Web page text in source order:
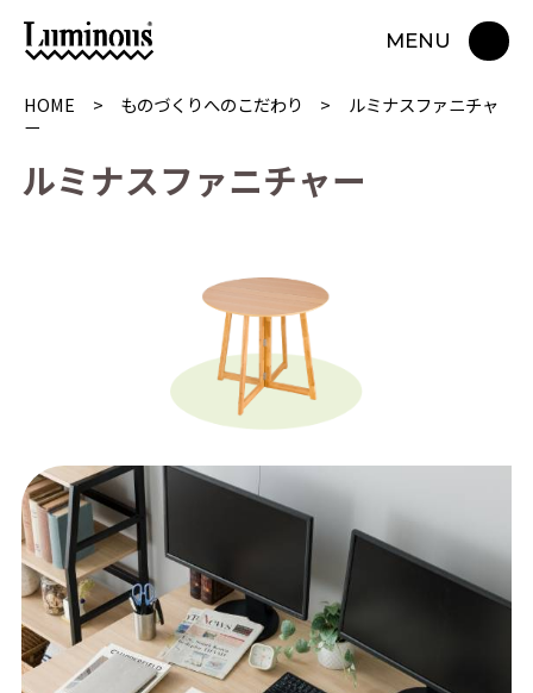
MENU
HOME ものづくりへのこだわり
ルミナスファニチャ
ー
ルミナスファニチャー